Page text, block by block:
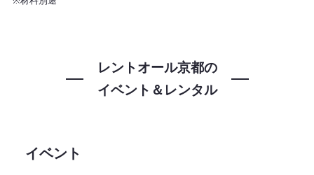
レントオール京都の
イベント＆レンタル
イベント